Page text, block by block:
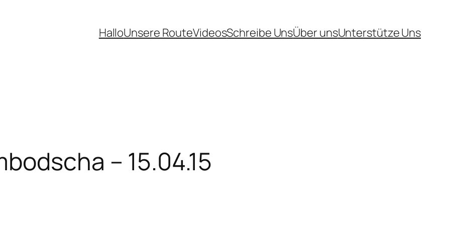
HalloUnsere RouteVideosSchreibe UnsÜber unsUnterstütze Uns
– 15.04.15